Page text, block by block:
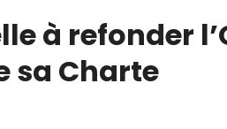
à refonder
sa Charte